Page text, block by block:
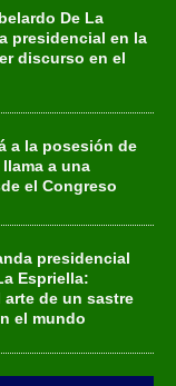
De La
presidencial en la
discurso en el
a la posesión de
a una
el Congreso
presidencial
Espriella:
de un sastre
el mundo